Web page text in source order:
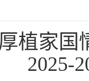
厚植家
2025-